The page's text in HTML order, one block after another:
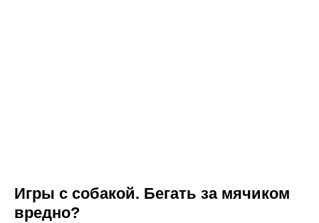
Игры с собакой. Бегать за мячиком
вредно?